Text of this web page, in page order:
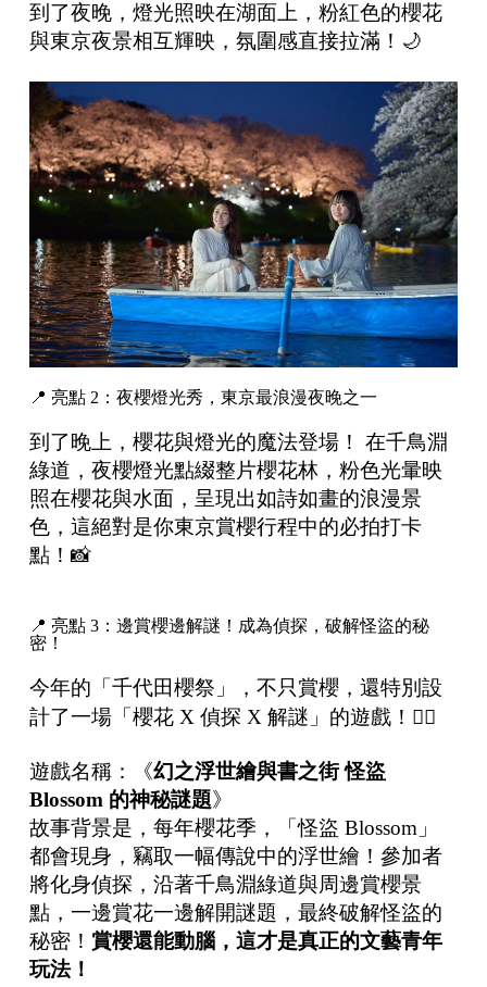
到了夜晚，燈光照映在湖面上，粉紅色的櫻花
與東京夜景相互輝映，氛圍感直接拉滿！🌙
📍 亮點 2：夜櫻燈光秀，東京最浪漫夜晚之一
到了晚上，櫻花與燈光的魔法登場！ 在千鳥淵
綠道，夜櫻燈光點綴整片櫻花林，粉色光暈映
照在櫻花與水面，呈現出如詩如畫的浪漫景
色，這絕對是你東京賞櫻行程中的必拍打卡
點！📸
📍 亮點 3：邊賞櫻邊解謎！成為偵探，破解怪盜的秘
密！
今年的「千代田櫻祭」，不只賞櫻，還特別設
計了一場「櫻花 X 偵探 X 解謎」的遊戲！🕵️‍♂️
遊戲名稱：《幻之浮世繪與書之街怪盜
Blossom 的神秘謎題》
故事背景是，每年櫻花季，「怪盜 Blossom」
都會現身，竊取一幅傳說中的浮世繪！參加者
將化身偵探，沿著千鳥淵綠道與周邊賞櫻景
點，一邊賞花一邊解開謎題，最終破解怪盜的
秘密！ 賞櫻還能動腦，這才是真正的文藝青年
玩法！